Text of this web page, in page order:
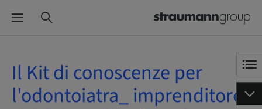
Il Kit di conoscenze per
l'odontoiatra_ imprenditore